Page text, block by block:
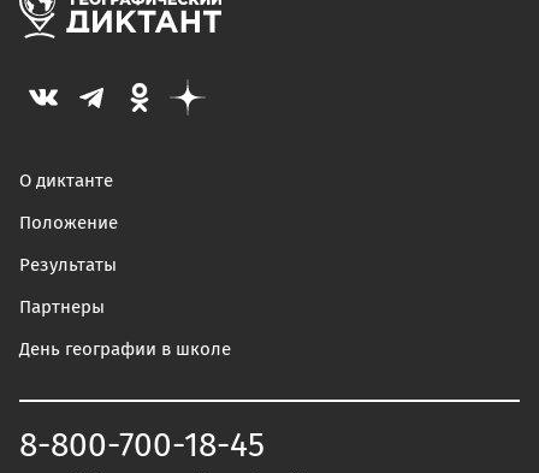
О диктанте
Положение
Результаты
Партнеры
День географии в школе
8-800-700-18-45